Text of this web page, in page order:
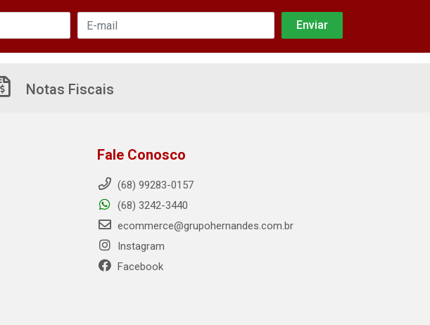
Notas Fiscais
Fale Conosco
(68) 99283-0157
(68) 3242-3440
ecommerce@grupohernandes.com.br
Instagram
Facebook